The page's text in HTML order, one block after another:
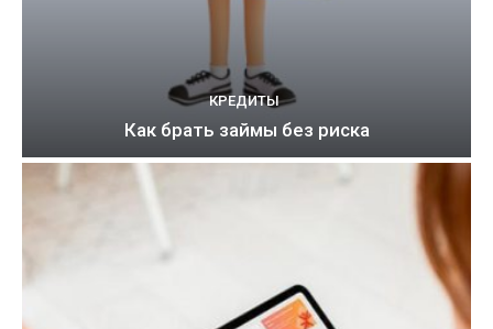
КРЕДИТЫ
Как брать займы без риска